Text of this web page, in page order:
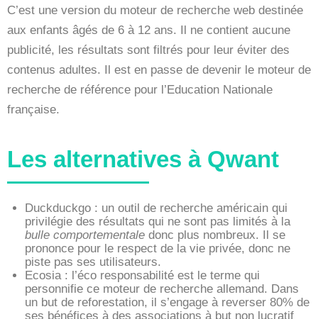
C’est une version du moteur de recherche web destinée
aux enfants âgés de 6 à 12 ans. Il ne contient aucune
publicité, les résultats sont filtrés pour leur éviter des
contenus adultes. Il est en passe de devenir le moteur de
recherche de référence pour l’Education Nationale
française.
Les alternatives à Qwant
Duckduckgo : un outil de recherche américain qui
privilégie des résultats qui ne sont pas limités à la
bulle comportementale donc plus nombreux. Il se
prononce pour le respect de la vie privée, donc ne
piste pas ses utilisateurs.
Ecosia : l’éco responsabilité est le terme qui
personnifie ce moteur de recherche allemand. Dans
un but de reforestation, il s’engage à reverser 80% de
ses bénéfices à des associations à but non lucratif